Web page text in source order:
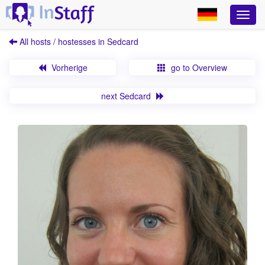
All hosts / hostesses in Sedcard
Vorherige go to Overview
next Sedcard